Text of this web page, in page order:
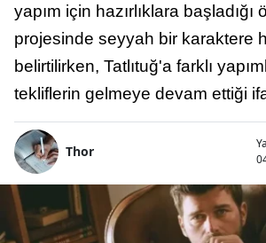
yapım için hazırlıklara başladığı
projesinde seyyah bir karaktere
belirtilirken, Tatlıtuğ'a farklı
tekliflerin gelmeye devam ettiği
Thor